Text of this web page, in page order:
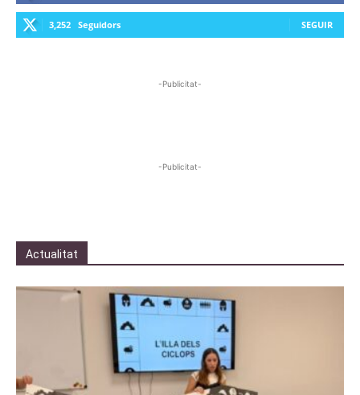
3,252 Seguidors SEGUIR
-Publicitat-
-Publicitat-
Actualitat